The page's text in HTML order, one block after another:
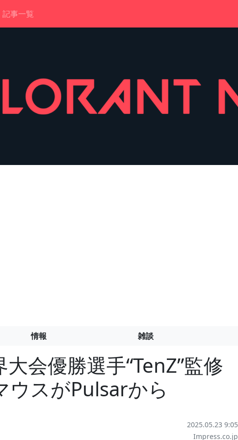
記事一覧
情報 雑談
会優勝選手“TenZ”監修
ウスがPulsarから
2025.05.23 9:05
Impress.co.jp